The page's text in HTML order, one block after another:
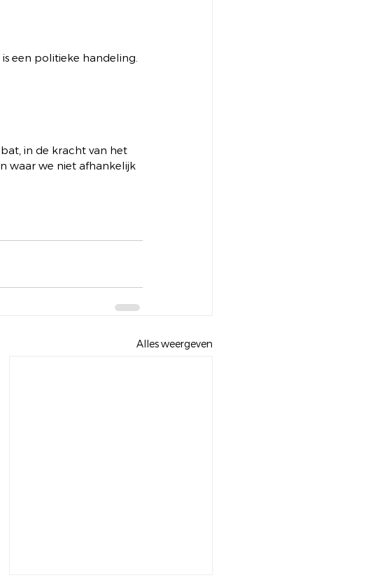
een politieke handeling.
in de kracht van het
waar we niet afhankelijk
Alles weergeven